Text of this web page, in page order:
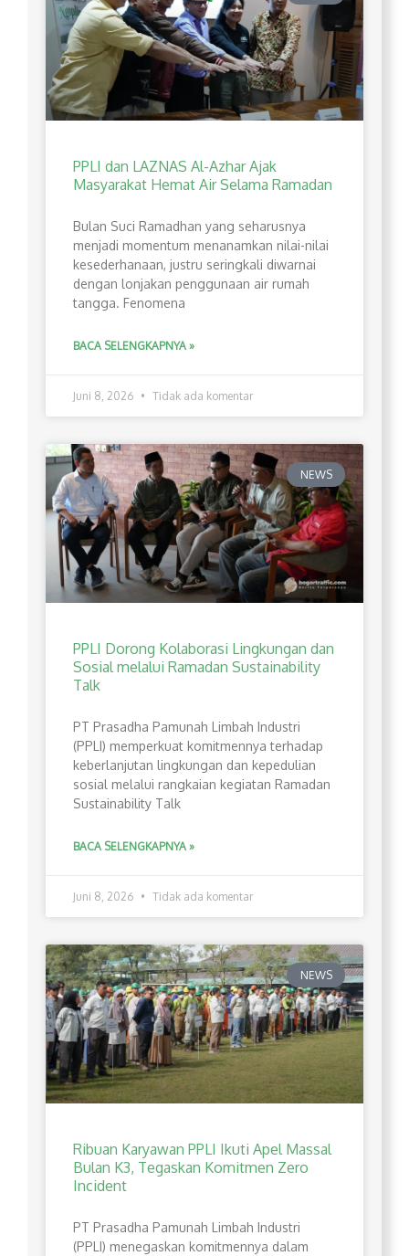
PPLI dan LAZNAS Al-Azhar Ajak
Masyarakat Hemat Air Selama Ramadan
Bulan Suci Ramadhan yang seharusnya
menjadi momentum menanamkan nilai-nilai
kesederhanaan, justru seringkali diwarnai
dengan lonjakan penggunaan air rumah
tangga. Fenomena
BACA SELENGKAPNYA »
Juni 8, 2026 Tidak ada komentar
NEWS
PPLI Dorong Kolaborasi Lingkungan dan
Sosial melalui Ramadan Sustainability
Talk
PT Prasadha Pamunah Limbah Industri
(PPLI) memperkuat komitmennya terhadap
keberlanjutan lingkungan dan kepedulian
sosial melalui rangkaian kegiatan Ramadan
Sustainability Talk
BACA SELENGKAPNYA »
Juni 8, 2026 Tidak ada komentar
NEWS
Ribuan Karyawan PPLI Ikuti Apel Massal
Bulan K3, Tegaskan Komitmen Zero
Incident
PT Prasadha Pamunah Limbah Industri
(PPLI) menegaskan komitmennya dalam